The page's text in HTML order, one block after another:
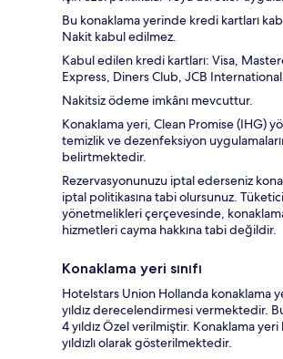
Bu konaklama yerinde kredi kartları
Nakit kabul edilmez.
Kabul edilen kredi kartları: Visa,
Express, Diners Club, JCB
Nakitsiz ödeme imkânı mevcuttur.
Konaklama yeri, Clean Promise (IHG)
temizlik ve dezenfeksiyon
belirtmektedir.
Rezervasyonunuzu iptal ederseniz
iptal politikasına tabi olursunuz.
yönetmelikleri çerçevesinde,
hizmetleri cayma hakkına tabi değildir.
Konaklama yeri sınıfı
Hotelstars Union Hollanda konaklama
yıldız derecelendirmesi vermektedir.
4 yıldız Özel verilmiştir. Konaklama
yıldızlı olarak gösterilmektedir.